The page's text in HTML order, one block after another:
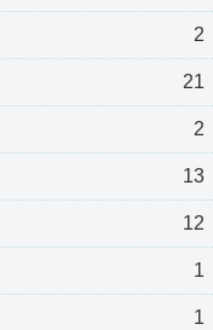
2
21
2
13
12
1
1